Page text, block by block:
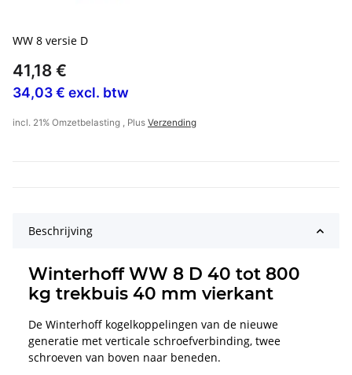
WW 8 versie D
41,18 €
34,03 € excl. btw
incl. 21% Omzetbelasting , Plus Verzending
Beschrijving
Winterhoff WW 8 D 40 tot 800
kg trekbuis 40 mm vierkant
De Winterhoff kogelkoppelingen van de nieuwe
generatie met verticale schroefverbinding, twee
schroeven van boven naar beneden.